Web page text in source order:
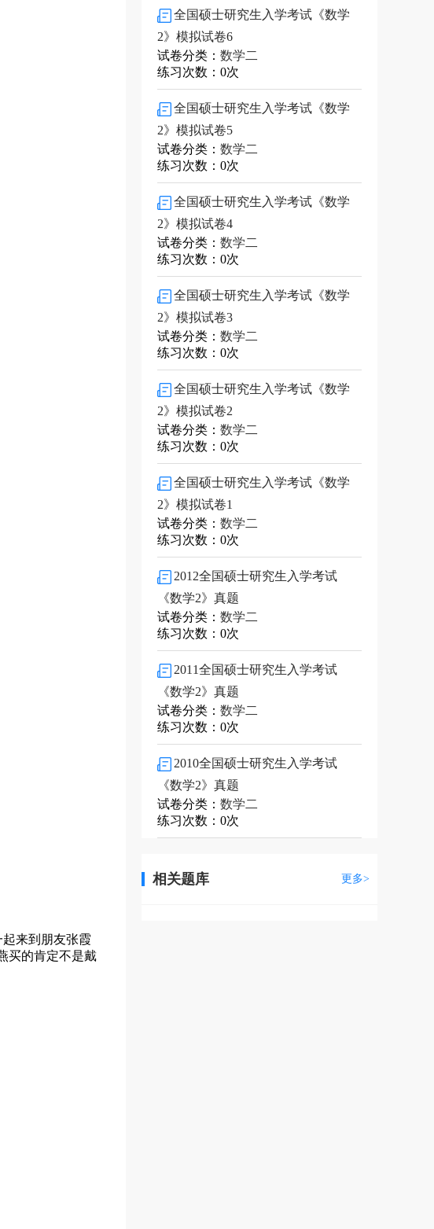
来到朋友张霞
买的肯定不是戴
全国硕士研究生入学考试《数学
2》模拟试卷6
试卷分类： 数学二
练习次数：0次
全国硕士研究生入学考试《数学
2》模拟试卷5
试卷分类： 数学二
练习次数：0次
全国硕士研究生入学考试《数学
2》模拟试卷4
试卷分类： 数学二
练习次数：0次
全国硕士研究生入学考试《数学
2》模拟试卷3
试卷分类： 数学二
练习次数：0次
全国硕士研究生入学考试《数学
2》模拟试卷2
试卷分类： 数学二
练习次数：0次
全国硕士研究生入学考试《数学
2》模拟试卷1
试卷分类： 数学二
练习次数：0次
2012全国硕士研究生入学考试
《数学2》真题
试卷分类： 数学二
练习次数：0次
2011全国硕士研究生入学考试
《数学2》真题
试卷分类： 数学二
练习次数：0次
2010全国硕士研究生入学考试
《数学2》真题
试卷分类： 数学二
练习次数：0次
相关题库 更多>